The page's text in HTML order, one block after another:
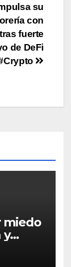
su
con
fuerte
de DeFi
miedo
y